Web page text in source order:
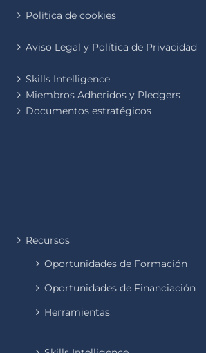
Política de cookies
Aviso Legal y Política de Privacidad
Skills Intelligence
Miembros Adheridos y Pledgers
Documentos estratégicos
Recursos
Oportunidades de Formación
Oportunidades de Financiación
Herramientas